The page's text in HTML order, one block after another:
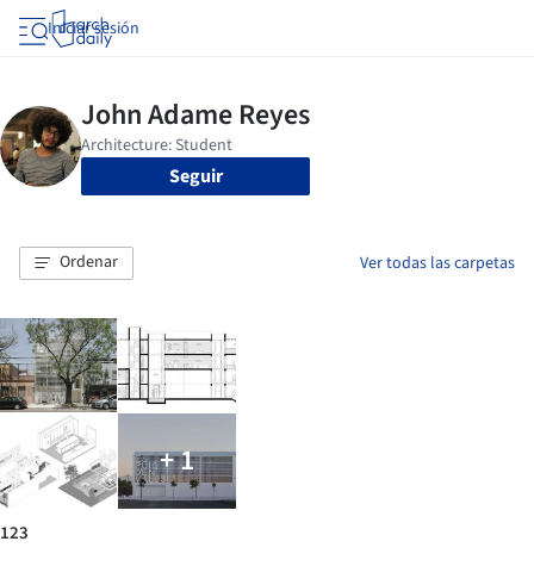
Iniciar sesión
Seguir
Ordenar Ver todas las carpetas
+ 1
123